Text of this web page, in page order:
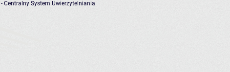
- Centralny System Uwierzytelniania